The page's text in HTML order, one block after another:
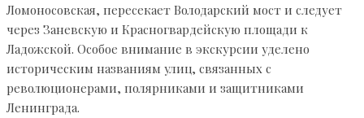
Ломоносовская, пересекает Володарский мост и следует
через Заневскую и Красногвардейскую площади к
Ладожской. Особое внимание в экскурсии уделено
историческим названиям улиц, связанных с
революционерами, полярниками и защитниками
Ленинграда.